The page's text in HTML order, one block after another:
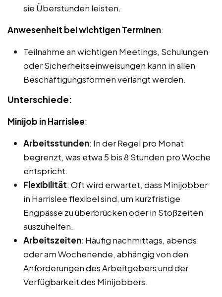
sie Überstunden leisten.
Anwesenheit bei wichtigen Terminen:
Teilnahme an wichtigen Meetings, Schulungen
oder Sicherheitseinweisungen kann in allen
Beschäftigungsformen verlangt werden.
Unterschiede:
Minijob in Harrislee:
Arbeitsstunden: In der Regel pro Monat
begrenzt, was etwa 5 bis 8 Stunden pro Woche
entspricht.
Flexibilität: Oft wird erwartet, dass Minijobber
in Harrislee flexibel sind, um kurzfristige
Engpässe zu überbrücken oder in Stoßzeiten
auszuhelfen.
Arbeitszeiten: Häufig nachmittags, abends
oder am Wochenende, abhängig von den
Anforderungen des Arbeitgebers und der
Verfügbarkeit des Minijobbers.